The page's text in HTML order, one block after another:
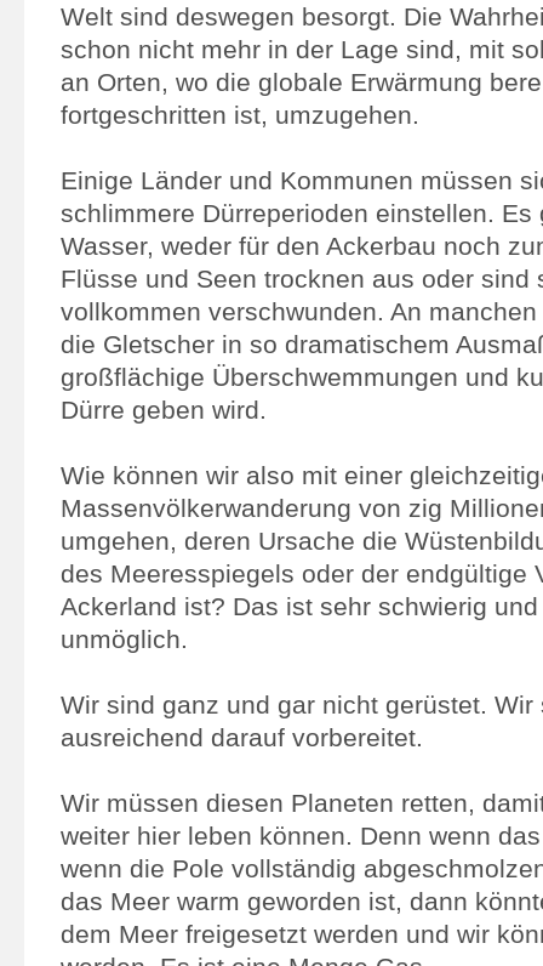
Welt sind deswegen besorgt. Die
schon nicht mehr in der Lage sind, mit
an Orten, wo die globale Erwärmung
fortgeschritten ist, umzugehen.
Einige Länder und Kommunen müssen
schlimmere Dürreperioden einstellen. Es
Wasser, weder für den Ackerbau noch
Flüsse und Seen trocknen aus oder sind
vollkommen verschwunden. An
die Gletscher in so dramatischem
großflächige Überschwemmungen und
Dürre geben wird.
Wie können wir also mit einer
Massenvölkerwanderung von zig
umgehen, deren Ursache die
des Meeresspiegels oder der endgültige
Ackerland ist? Das ist sehr schwierig
unmöglich.
Wir sind ganz und gar nicht gerüstet. Wir
ausreichend darauf vorbereitet.
Wir müssen diesen Planeten retten,
weiter hier leben können. Denn wenn
wenn die Pole vollständig
das Meer warm geworden ist, dann
dem Meer freigesetzt werden und wir